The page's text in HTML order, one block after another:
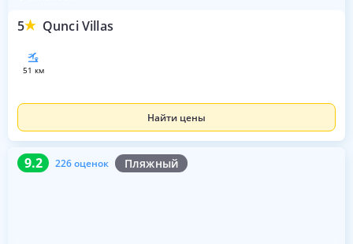
5 Qunci Villas
51 км
Найти цены
9.2 226 оценок Пляжный
9.2 226 оценок